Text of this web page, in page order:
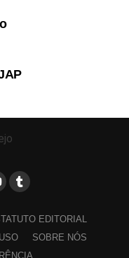
EDITORIAL
SOBRE NÓS